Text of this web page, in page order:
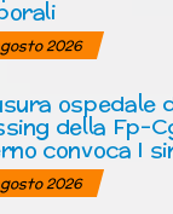
2026
ospedale
della Fp-
convoca I
2026